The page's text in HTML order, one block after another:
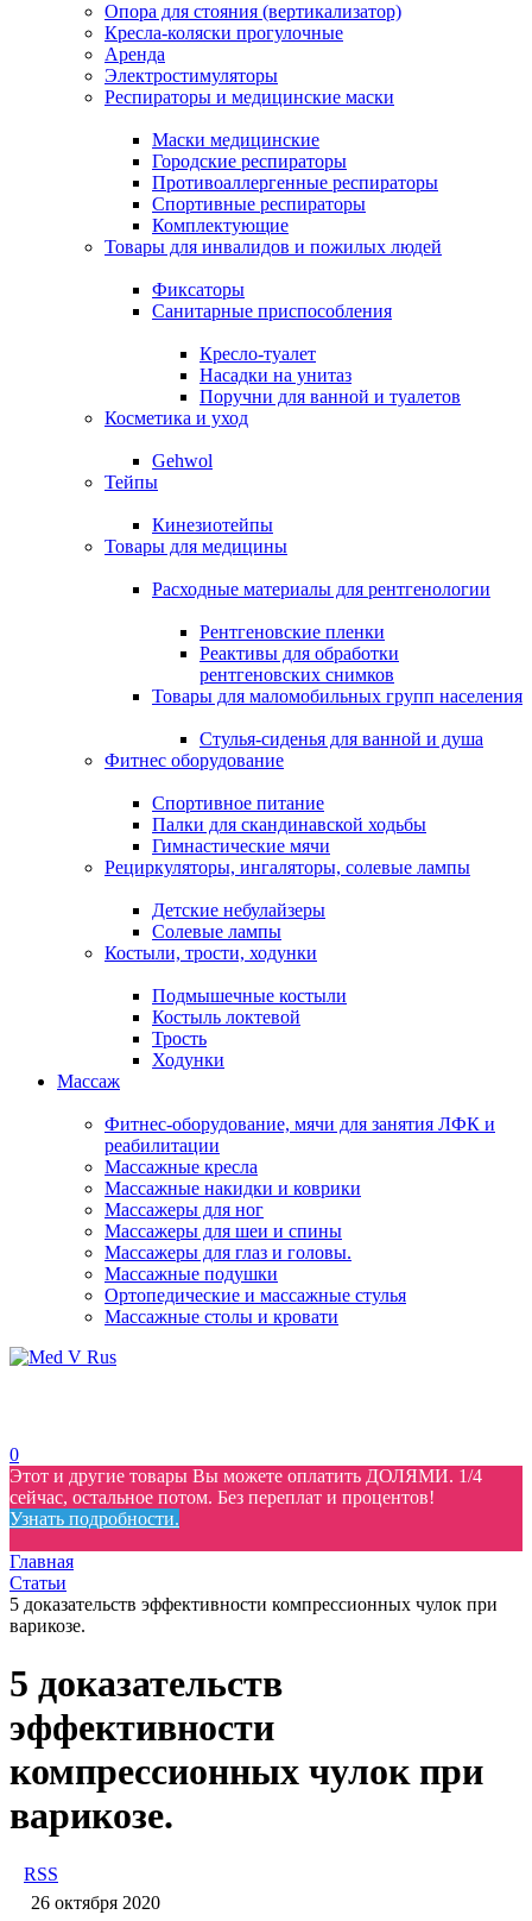
Опора для стояния (вертикализатор)
Кресла-коляски прогулочные
Аренда
Электростимуляторы
Респираторы и медицинские маски
Маски медицинские
Городские респираторы
Противоаллергенные респираторы
Спортивные респираторы
Комплектующие
Товары для инвалидов и пожилых людей
Фиксаторы
Санитарные приспособления
Кресло-туалет
Насадки на унитаз
Поручни для ванной и туалетов
Косметика и уход
Gehwol
Тейпы
Кинезиотейпы
Товары для медицины
Расходные материалы для рентгенологии
Рентгеновские пленки
Реактивы для обработки
рентгеновских снимков
Товары для маломобильных групп населения
Стулья-сиденья для ванной и душа
Фитнес оборудование
Спортивное питание
Палки для скандинавской ходьбы
Гимнастические мячи
Рециркуляторы, ингаляторы, солевые лампы
Детские небулайзеры
Солевые лампы
Костыли, трости, ходунки
Подмышечные костыли
Костыль локтевой
Трость
Ходунки
Массаж
Фитнес-оборудование, мячи для занятия ЛФК и
реабилитации
Массажные кресла
Массажные накидки и коврики
Массажеры для ног
Массажеры для шеи и спины
Массажеры для глаз и головы.
Массажные подушки
Ортопедические и массажные стулья
Массажные столы и кровати
0
Этот и другие товары Вы можете оплатить ДОЛЯМИ. 1/4
сейчас, остальное потом. Без переплат и процентов!
Узнать подробности.
Главная
Статьи
5 доказательств эффективности компрессионных чулок при
варикозе.
5 доказательств
эффективности
компрессионных чулок при
варикозе.
RSS
26 октября 2020